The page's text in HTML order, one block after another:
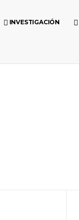
INVESTIGACIÓN